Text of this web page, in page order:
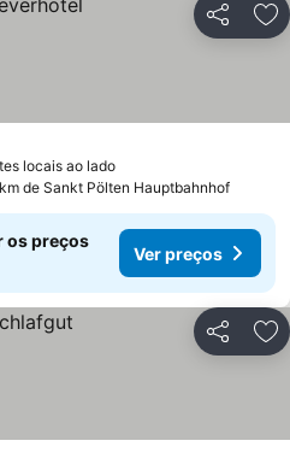
Partilhar
locais ao ladoVer preços
de Sankt Pölten Hauptbahnhof
os preços
Ver preços
Partilhar